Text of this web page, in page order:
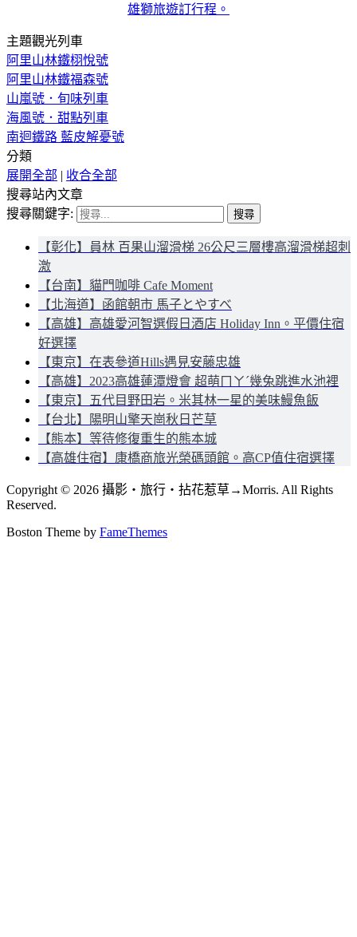
雄獅旅遊訂行程。
主題觀光列車
阿里山林鐵栩悅號
阿里山林鐵福森號
山嵐號．旬味列車
海風號．甜點列車
南迴鐵路 藍皮解憂號
分類
展開全部 | 收合全部
搜尋站內文章
搜尋關鍵字:
【彰化】員林 百果山溜滑梯 26公尺三層樓高溜滑梯超刺
激
【台南】貓門咖啡 Cafe Moment
【北海道】函館朝市 馬子とやすべ
【高雄】高雄愛河智選假日酒店 Holiday Inn。平價住宿
好選擇
【東京】在表參道Hills遇見安藤忠雄
【高雄】2023高雄蓮潭燈會 超萌ㄇㄚˊ幾兔跳進水池裡
【東京】五代目野田岩。米其林一星的美味鰻魚飯
【台北】陽明山擎天崗秋日芒草
【熊本】等待修復重生的熊本城
【高雄住宿】康橋商旅光榮碼頭館。高CP值住宿選擇
Copyright © 2026 攝影‧旅行‧拈花惹草→Morris. All Rights
Reserved.
Boston Theme by FameThemes